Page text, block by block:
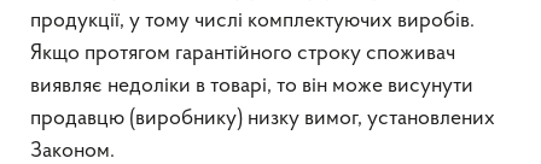
продукції, у тому числі комплектуючих виробів.
Якщо протягом гарантійного строку споживач
виявляє недоліки в товарі, то він може висунути
продавцю (виробнику) низку вимог, установлених
Законом.